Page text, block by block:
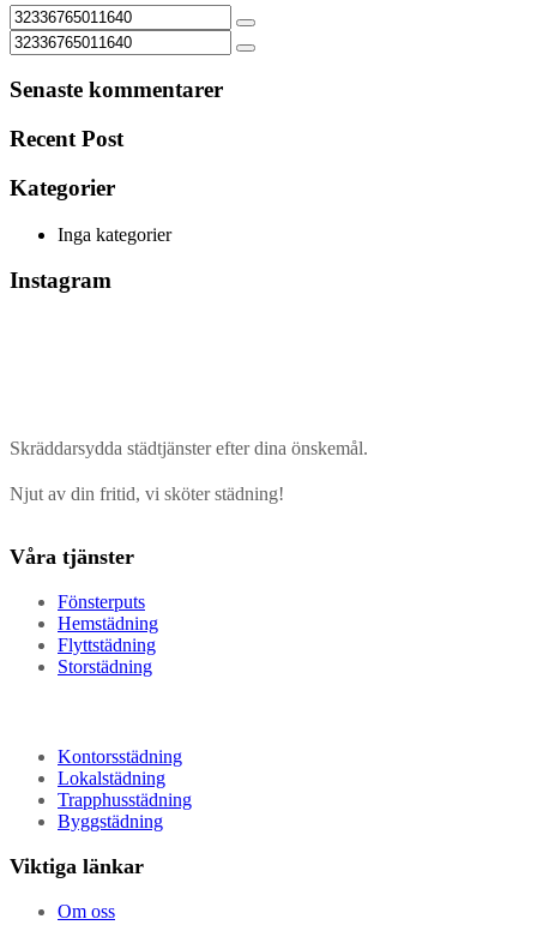
Senaste kommentarer
Recent Post
Kategorier
Inga kategorier
Instagram
Skräddarsydda städtjänster efter dina önskemål.
Njut av din fritid, vi sköter städning!
Våra tjänster
Fönsterputs
Hemstädning
Flyttstädning
Storstädning
Kontorsstädning
Lokalstädning
Trapphusstädning
Byggstädning
Viktiga länkar
Om oss